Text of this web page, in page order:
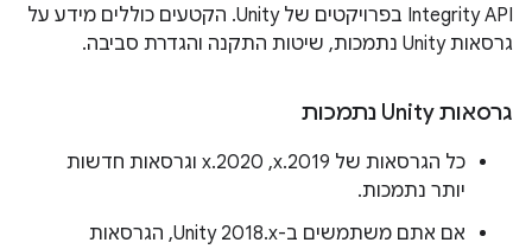
Integrity API בפרויקטים של Unity. הקטעים כוללים מידע על
גרסאות Unity נתמכות, שיטות התקנה והגדרת סביבה.
גרסאות Unity נתמכות
כל הגרסאות של 2019.x,‏ 2020.x וגרסאות חדשות
יותר נתמכות.
אם אתם משתמשים ב-Unity 2018.x, הגרסאות